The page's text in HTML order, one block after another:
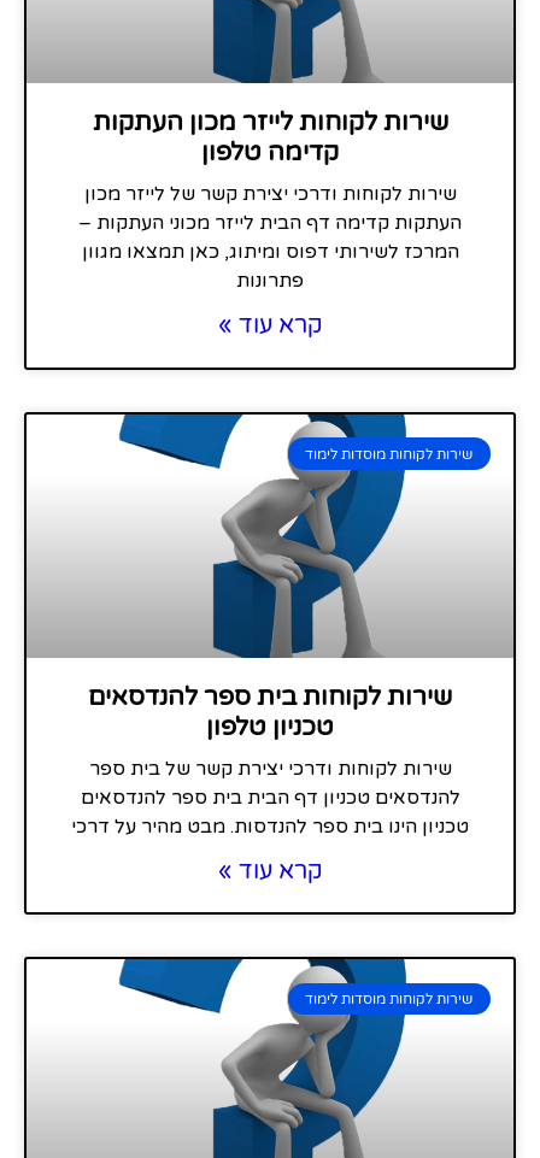
שירות לקוחות לייזר מכון העתקות
קדימה טלפון
שירות לקוחות ודרכי יצירת קשר של לייזר מכון
העתקות קדימה דף הבית לייזר מכוני העתקות –
המרכז לשירותי דפוס ומיתוג, כאן תמצאו מגוון
פתרונות
קרא עוד »
שירות לקוחות מוסדות לימוד
שירות לקוחות בית ספר להנדסאים
טכניון טלפון
שירות לקוחות ודרכי יצירת קשר של בית ספר
להנדסאים טכניון דף הבית בית ספר להנדסאים
טכניון הינו בית ספר להנדסות. מבט מהיר על דרכי
קרא עוד »
שירות לקוחות מוסדות לימוד